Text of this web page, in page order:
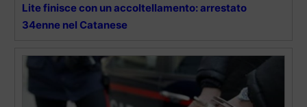
Lite finisce con un accoltellamento: arrestato
34enne nel Catanese